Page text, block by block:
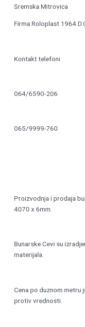
Sremska Mitrovica
Firma Roloplast 1964
Kontakt telefoni
064/6590-206
065/9999-760
Proizvodnja i prodaja
4070 x 6mm.
Bunarske Cevi su
materijala.
Cena po duznom metru
protiv vrednosti.